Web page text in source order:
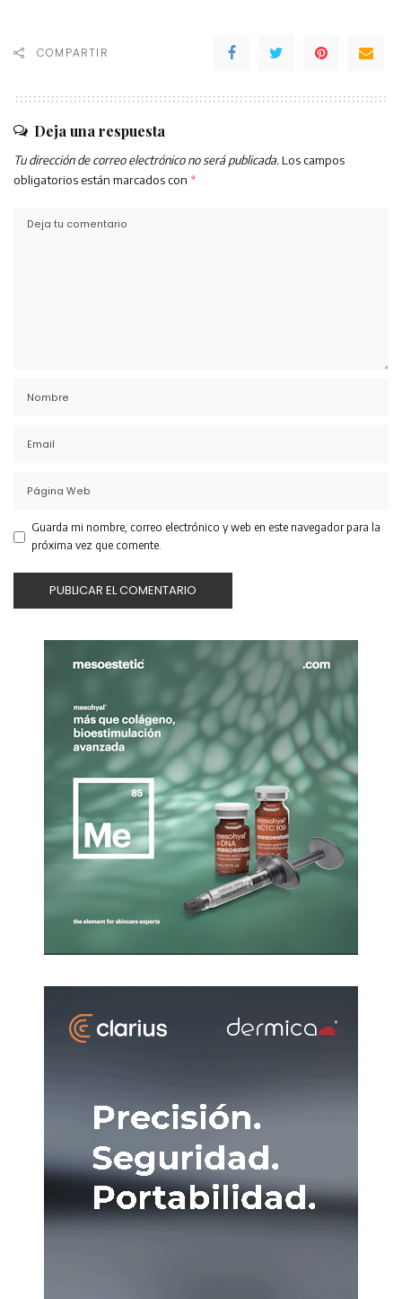
COMPARTIR
Deja una respuesta
Tu dirección de correo electrónico no será publicada. Los campos
obligatorios están marcados con *
Guarda mi nombre, correo electrónico y web en este navegador para la
próxima vez que comente.